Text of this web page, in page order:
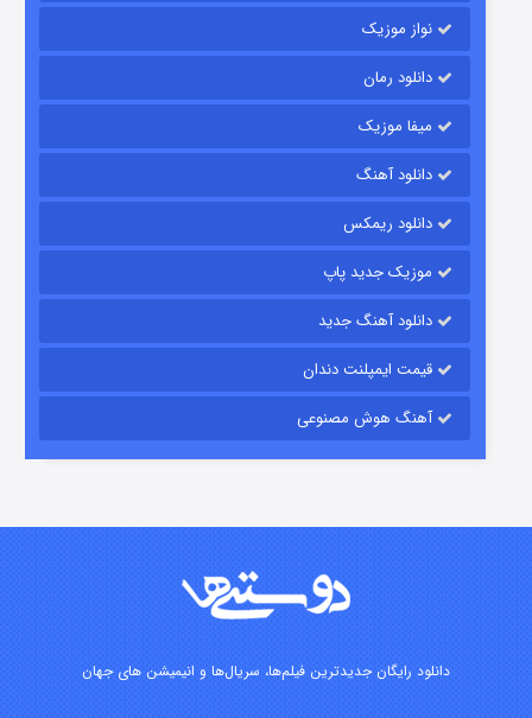
قسمت
قسمت۲ (دوبله) منتشر شد
نواز موزیک
دانلود رمان
میفا موزیک
دانلود آهنگ
دانلود ریمکس
موزیک جدید پاپ
دانلود آهنگ جدید
قیمت ایمپلنت دندان
آهنگ هوش مصنوعی
دانلود رایگان جدیدترین فیلم‌ها، سریال‌ها و انیمیشن های جهان